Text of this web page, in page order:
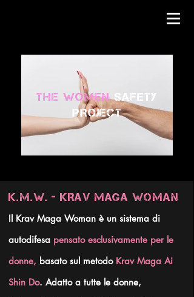
THE WOMENSAFETY
PROJECT
K.M.W. - KRAV MAGA WOMAN
Il Krav Maga Woman è un sistema di
autodifesa pensato esclusivamente per le
donne, basato sul metodo Krav Maga Ai
Shin Do. Adatto a tutte le donne,